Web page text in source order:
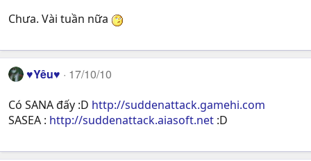
Chưa. Vài tuần nữa
♥Yêu♥ 17/10/10
Có SANA đấy :D http://suddenattack.gamehi.com
SASEA : http://suddenattack.aiasoft.net :D